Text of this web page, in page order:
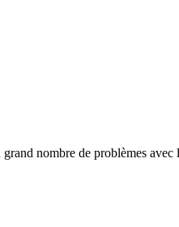
nombre de problèmes avec